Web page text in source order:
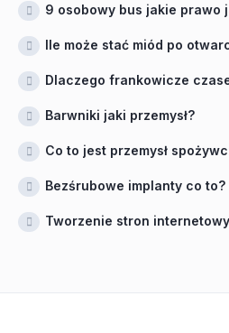
9 osobowy bus jakie prawo
Ile może stać miód po
Dlaczego frankowicze
Barwniki jaki przemysł?
Co to jest przemysł
Bezśrubowe implanty co to?
Tworzenie stron